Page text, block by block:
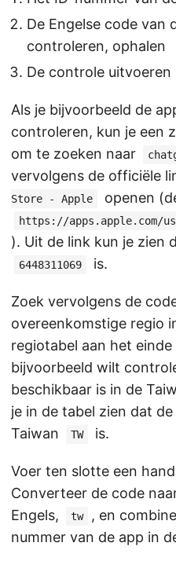
De Engelse code van
controleren, ophalen
De controle uitvoeren
Als je bijvoorbeeld de
controleren, kun je een
om te zoeken naar
vervolgens de officiële
Store - Apple
openen
https://apps.apple.com/
). Uit de link kun je zien
6448311069 is.
Zoek vervolgens de
overeenkomstige regio
regiotabel aan het
bijvoorbeeld wilt
beschikbaar is in de
je in de tabel zien dat
Taiwan
TW is.
Voer ten slotte een
Converteer de code
Engels,
tw
, en
nummer van de app in